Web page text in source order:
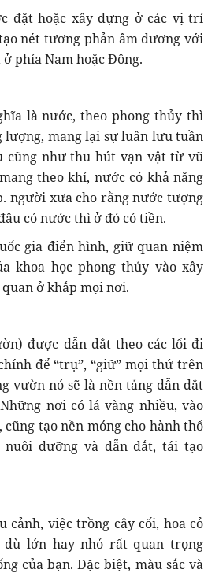
đặt hoặc xây dựng ở các vị trí
nét tương phản âm dương với
phía Nam hoặc Đông.
là nước, theo phong thủy thì
lượng, mang lại sự luân lưu tuần
cũng như thu hút vạn vật từ vũ
theo khí, nước có khả năng
người xưa cho rằng nước tượng
có nước thì ở đó có tiền.
gia điển hình, giữ quan niệm
khoa học phong thủy vào xây
ở khắp mọi nơi.
được dẫn dắt theo các lối đi
để “trụ”, “giữ” mọi thứ trên
vườn nó sẽ là nền tảng dẫn dắt
nơi có lá vàng nhiều, vào
tạo nền móng cho hành thổ
dưỡng và dẫn dắt, tái tạo
cảnh, việc trồng cây cối, hoa cỏ
dù lớn hay nhỏ rất quan trọng
của bạn. Đặc biệt, màu sắc và